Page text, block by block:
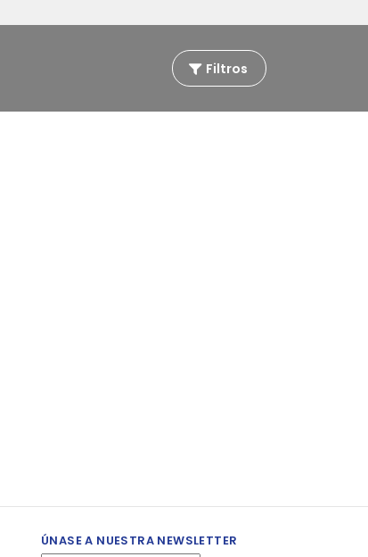
Filtros
ÚNASE A NUESTRA NEWSLETTER